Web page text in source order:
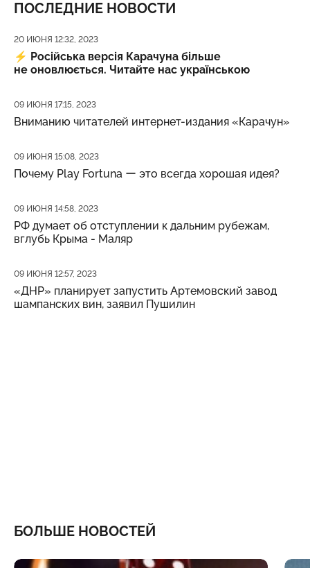
ПОСЛЕДНИЕ НОВОСТИ
Дата публикации
20 ИЮНЯ 12:32, 2023
⚡️ Російська версія Карачуна більше
не оновлюється. Читайте нас українською
Дата публикации
09 ИЮНЯ 17:15, 2023
Вниманию читателей интернет-издания «Карачун»
Дата публикации
09 ИЮНЯ 15:08, 2023
Почему Play Fortuna ー это всегда хорошая идея?
Дата публикации
09 ИЮНЯ 14:58, 2023
РФ думает об отступлении к дальним рубежам,
вглубь Крыма - Маляр
Дата публикации
09 ИЮНЯ 12:57, 2023
«ДНР» планирует запустить Артемовский завод
шампанских вин, заявил Пушилин
БОЛЬШЕ НОВОСТЕЙ